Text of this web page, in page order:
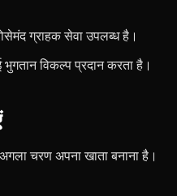
ग्राहक सेवा उपलब्ध है।
विकल्प प्रदान करता है।
चरण अपना खाता बनाना है।